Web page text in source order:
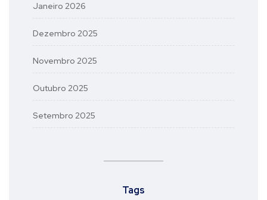
Janeiro 2026
Dezembro 2025
Novembro 2025
Outubro 2025
Setembro 2025
Tags